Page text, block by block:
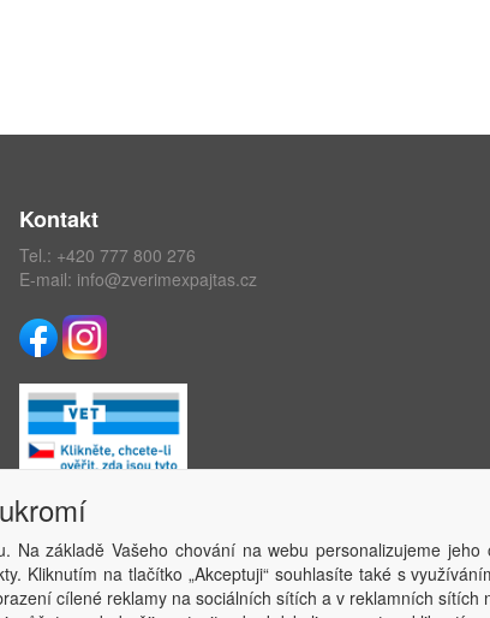
Kontakt
Tel.: +420 777 800 276
E-mail: info@zverimexpajtas.cz
Copyright © ABRA Software a.s. 2020
Na základě Vašeho chování na webu personalizujeme jeho
Kliknutím na tlačítko „Akceptuji“ souhlasíte také s
cílené reklamy na sociálních sítích a v reklamních sítích